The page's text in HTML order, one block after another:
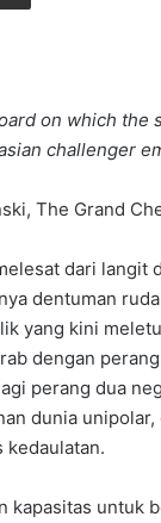
on which
challenger
The Grand
dari langit
dentuman
yang kini
dengan
perang dua
dunia
kedaulatan.
kapasitas untuk